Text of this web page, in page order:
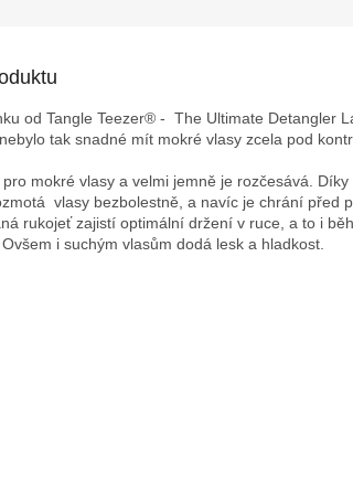
od Tangle Teezer® - The Ultimate Detangler
tak snadné mít mokré vlasy zcela pod
mokré vlasy a velmi jemně je rozčesává. Díky
vlasy bezbolestně, a navíc je chrání před
rukojeť zajistí optimální držení v ruce, a to i
i suchým vlasům dodá lesk a hladkost.